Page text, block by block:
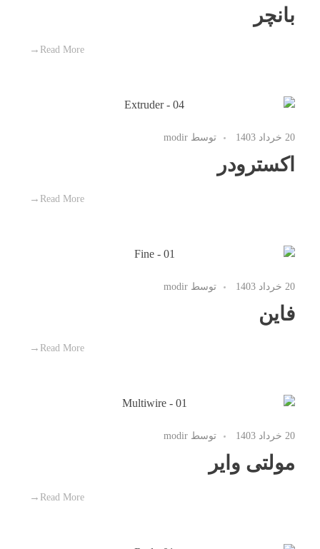
بانچر
Read More
20 خرداد 1403 توسط modir
اکسترودر
Read More
20 خرداد 1403 توسط modir
فاین
Read More
20 خرداد 1403 توسط modir
مولتی وایر
Read More